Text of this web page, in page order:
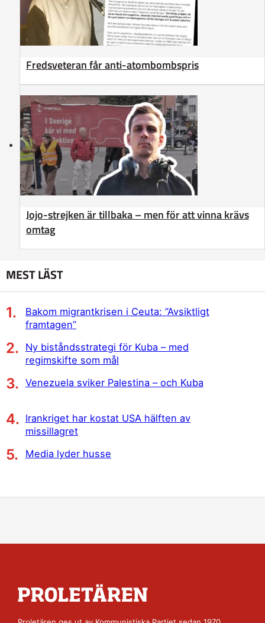
Fredsveteran får anti-atombombspris
Jojo-strejken är tillbaka – men för att vinna krävs
omtag
MEST LÄST
Bakom migrantkrisen i Ceuta: ”Avsiktligt
framtagen”
Ny biståndsstrategi för Kuba – med
regimskifte som mål
Venezuela sviker Palestina – och Kuba
Irankriget har kostat USA hälften av
missillagret
Media lyder husse